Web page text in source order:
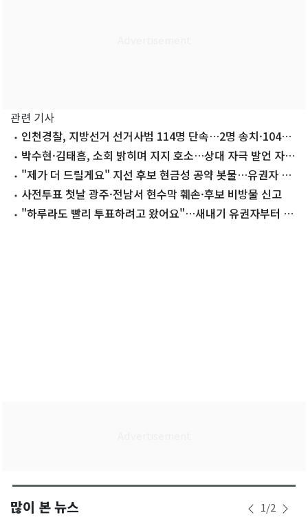
관련 기사
인천경찰, 지방선거 선거사범 114명 단속…2명 송치·104명
수사 중
박수현·김태흠, 소회 밝히며 지지 호소…상대 자극 발언 자제
(종합)
"제가 더 드릴게요" 지선 후보 현금성 공약 봇물…유권자 현
혹?사전투표 첫날 광주·전남서 현수막 훼손·후보 비방물 신고
"하루라도 빨리 투표하려고 왔어요"…새내기 유권자부터 90
많이 본 뉴스 1/2